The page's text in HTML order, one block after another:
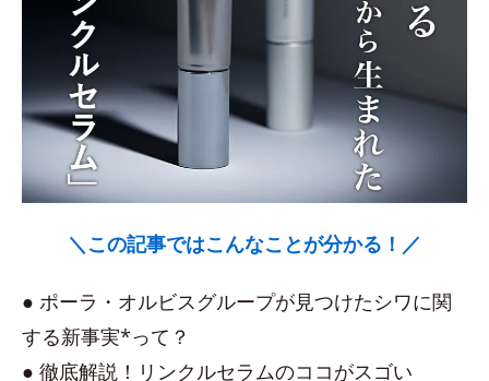
＼この記事ではこんなことが分かる！／
● ポーラ・オルビスグループが見つけたシワに関
する新事実*って？
● 徹底解説！リンクルセラムのココがスゴい